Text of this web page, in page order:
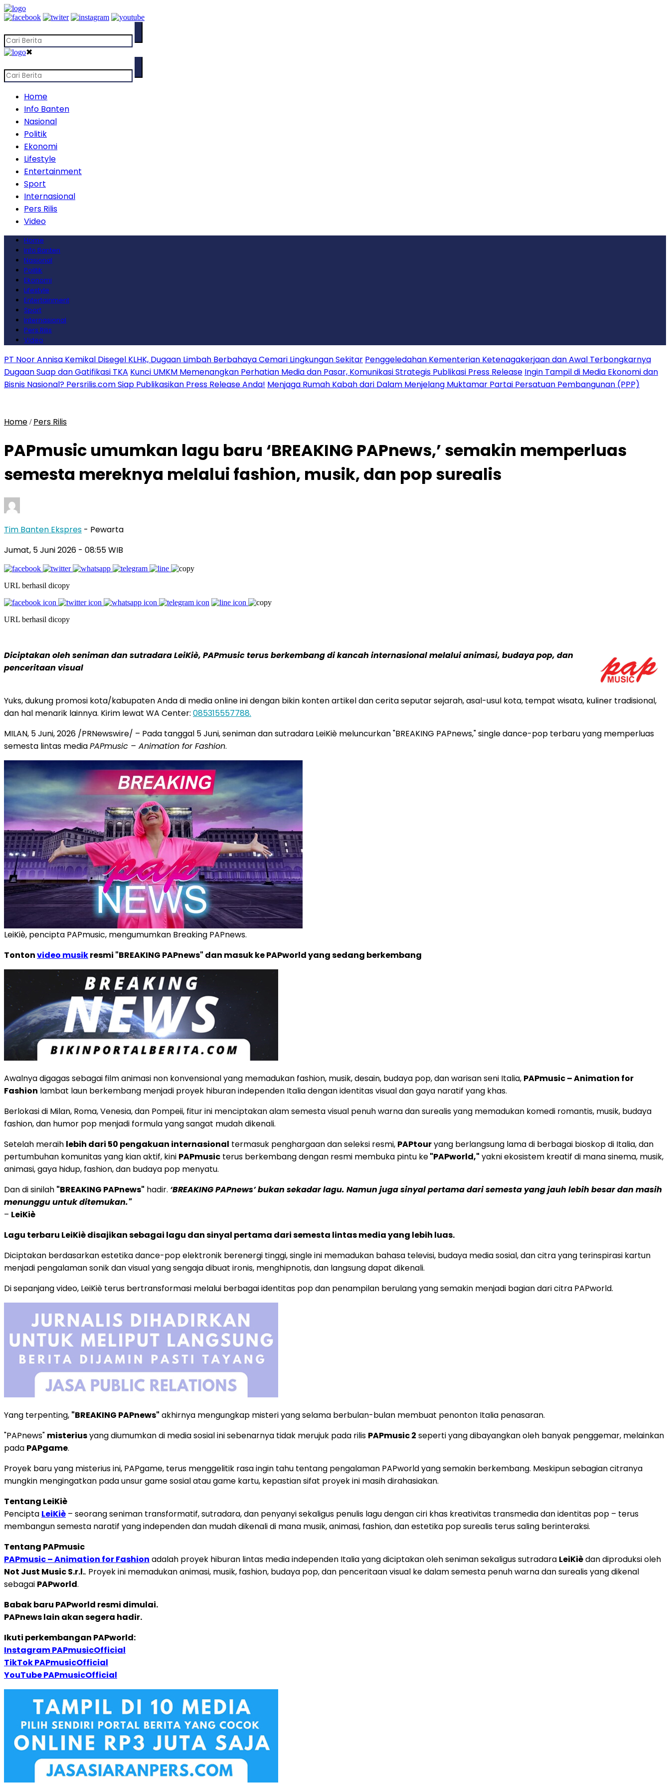
✖
Home
Info Banten
Nasional
Politik
Ekonomi
Lifestyle
Entertainment
Sport
Internasional
Pers Rilis
Video
Home
Info Banten
Nasional
Politik
Ekonomi
Lifestyle
Entertainment
Sport
Internasional
Pers Rilis
Video
PT Noor Annisa Kemikal Disegel KLHK, Dugaan Limbah Berbahaya Cemari Lingkungan Sekitar Penggeledahan Kementerian Ketenagakerjaan dan Awal Terbongkarnya
Dugaan Suap dan Gatifikasi TKA Kunci UMKM Memenangkan Perhatian Media dan Pasar, Komunikasi Strategis Publikasi Press Release Ingin Tampil di Media Ekonomi dan
Bisnis Nasional? Persrilis.com Siap Publikasikan Press Release Anda! Menjaga Rumah Kabah dari Dalam Menjelang Muktamar Partai Persatuan Pembangunan (PPP)
Home / Pers Rilis
PAPmusic umumkan lagu baru ‘BREAKING PAPnews,’ semakin memperluas
semesta mereknya melalui fashion, musik, dan pop surealis
Tim Banten Ekspres - Pewarta
Jumat, 5 Juni 2026 - 08:55 WIB
URL berhasil dicopy
URL berhasil dicopy
Diciptakan oleh seniman dan sutradara LeiKiè, PAPmusic terus berkembang di kancah internasional melalui animasi, budaya pop, dan
penceritaan visual
Yuks, dukung promosi kota/kabupaten Anda di media online ini dengan bikin konten artikel dan cerita seputar sejarah, asal-usul kota, tempat wisata, kuliner tradisional,
dan hal menarik lainnya. Kirim lewat WA Center: 085315557788.
MILAN, 5 Juni, 2026 /PRNewswire/ – Pada tanggal 5 Juni, seniman dan sutradara LeiKiè meluncurkan "BREAKING PAPnews," single dance-pop terbaru yang memperluas
semesta lintas mediaPAPmusic – Animation for Fashion.
LeiKiè, pencipta PAPmusic, mengumumkan Breaking PAPnews.
Tontonvideo musikresmi "BREAKING PAPnews" dan masuk ke PAPworld yang sedang berkembang
Awalnya digagas sebagai film animasi non konvensional yang memadukan fashion, musik, desain, budaya pop, dan warisan seni Italia, PAPmusic – Animation for
Fashion lambat laun berkembang menjadi proyek hiburan independen Italia dengan identitas visual dan gaya naratif yang khas.
Berlokasi di Milan, Roma, Venesia, dan Pompeii, fitur ini menciptakan alam semesta visual penuh warna dan surealis yang memadukan komedi romantis, musik, budaya
fashion, dan humor pop menjadi formula yang sangat mudah dikenali.
Setelah meraih lebih dari 50 pengakuan internasional termasuk penghargaan dan seleksi resmi, PAPtouryang berlangsung lama di berbagai bioskop di Italia, dan
pertumbuhan komunitas yang kian aktif, kini PAPmusic terus berkembang dengan resmi membuka pintu ke"PAPworld," yakni ekosistem kreatif di mana sinema, musik,
animasi, gaya hidup, fashion, dan budaya pop menyatu.
Dan di sinilah "BREAKING PAPnews" hadir. ‘BREAKING PAPnews’ bukan sekadar lagu. Namun juga sinyal pertama dari semesta yang jauh lebih besar dan masih
menunggu untuk ditemukan."
– LeiKiè
Lagu terbaru LeiKiè disajikan sebagai lagu dan sinyal pertama dari semesta lintas media yang lebih luas.
Diciptakan berdasarkan estetika dance-pop elektronik berenergi tinggi, single ini memadukan bahasa televisi, budaya media sosial, dan citra yang terinspirasi kartun
menjadi pengalaman sonik dan visual yang sengaja dibuat ironis, menghipnotis, dan langsung dapat dikenali.
Di sepanjang video, LeiKiè terus bertransformasi melalui berbagai identitas pop dan penampilan berulang yang semakin menjadi bagian dari citra PAPworld.
Yang terpenting, "BREAKING PAPnews" akhirnya mengungkap misteri yang selama berbulan-bulan membuat penonton Italia penasaran.
"PAPnews" misteriusyang diumumkan di media sosial ini sebenarnya tidak merujuk pada rilis PAPmusic 2 seperti yang dibayangkan oleh banyak penggemar, melainkan
pada PAPgame.
Proyek baru yang misterius ini, PAPgame, terus menggelitik rasa ingin tahu tentang pengalaman PAPworld yang semakin berkembang. Meskipun sebagian citranya
mungkin mengingatkan pada unsur game sosial atau game kartu, kepastian sifat proyek ini masih dirahasiakan.
Tentang LeiKiè
Pencipta LeiKiè – seorang seniman transformatif, sutradara, dan penyanyi sekaligus penulis lagu dengan ciri khas kreativitas transmedia dan identitas pop – terus
membangun semesta naratif yang independen dan mudah dikenali di mana musik, animasi, fashion, dan estetika pop surealis terus saling berinteraksi.
Tentang PAPmusic
PAPmusic – Animation for Fashion adalah proyek hiburan lintas media independen Italia yang diciptakan oleh seniman sekaligus sutradara LeiKièdan diproduksi oleh
Not Just Music S.r.l.. Proyek ini memadukan animasi, musik, fashion, budaya pop, dan penceritaan visual ke dalam semesta penuh warna dan surealis yang dikenal
sebagai PAPworld.
Babak baru PAPworld resmi dimulai.
PAPnews lain akan segera hadir.
Ikuti perkembangan PAPworld:
Instagram PAPmusicOfficial
TikTok PAPmusicOfficial
YouTube PAPmusicOfficial